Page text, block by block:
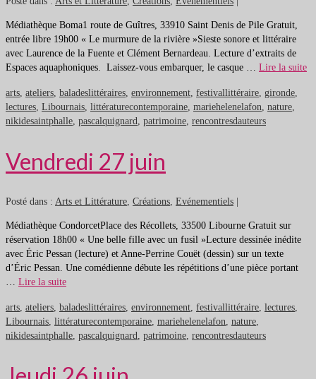
Médiathèque Boma1 route de Guîtres, 33910 Saint Denis de Pile Gratuit,
entrée libre 19h00 « Le murmure de la rivière »Sieste sonore et littéraire
avec Laurence de la Fuente et Clément Bernardeau. Lecture d’extraits de
Espaces aquaphoniques. Laissez-vous embarquer, le casque … Lire la suite
arts, ateliers, baladeslittéraires, environnement, festivallittéraire, gironde,
lectures, Libournais, littératurecontemporaine, mariehelenelafon, nature,
nikidesaintphalle, pascalquignard, patrimoine, rencontresdauteurs
Vendredi 27 juin
Posté dans : Arts et Littérature Créations Evénementiels |
Médiathèque CondorcetPlace des Récollets, 33500 Libourne Gratuit sur
réservation 18h00 « Une belle fille avec un fusil »Lecture dessinée inédite
avec Éric Pessan (lecture) et Anne-Perrine Couët (dessin) sur un texte
d’Éric Pessan. Une comédienne débute les répétitions d’une pièce portant
Lire la suite
arts ateliers baladeslittéraires environnement festivallittéraire lectures
Libournais littératurecontemporaine mariehelenelafon nature
nikidesaintphalle pascalquignard patrimoine rencontresdauteurs